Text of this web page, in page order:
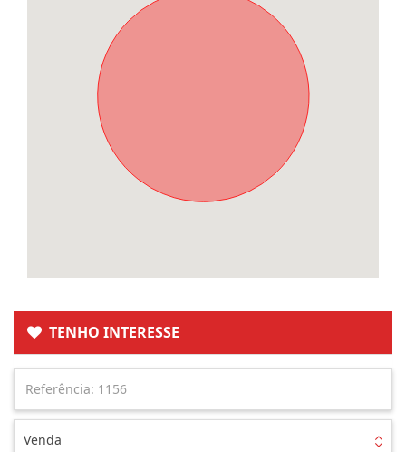
TENHO INTERESSE
Venda